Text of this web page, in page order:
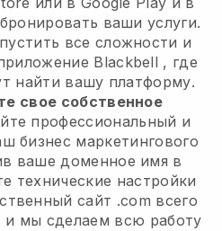
ваши услуги.
все сложности и
Blackbell , где
найти вашу платформу.
свое собственное
профессиональный и
бизнес маркетингового
ваше доменное имя в
технические настройки
сайт .com всего
и мы сделаем всю работу